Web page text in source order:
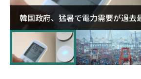
韓国政府、猛暑で電力需要が過去
に需給対応体制を点検